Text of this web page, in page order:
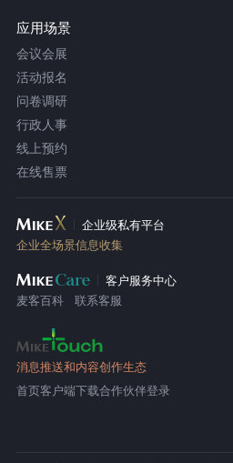
应用场景
会议会展
活动报名
问卷调研
行政人事
线上预约
在线售票
企业级私有平台
企业全场景信息收集
客户服务中心
麦客百科
联系客服
消息推送和内容创作生态
首页客户端下载合作伙伴登录